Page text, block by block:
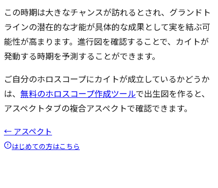
この時期は大きなチャンスが訪れるとされ、グランドト
ラインの潜在的な才能が具体的な成果として実を結ぶ可
能性が高まります。進行図を確認することで、カイトが
発動する時期を予測することができます。
ご自分のホロスコープにカイトが成立しているかどうか
は、 無料のホロスコープ作成ツールで出生図を作ると、
アスペクトタブの複合アスペクトで確認できます。
← アスペクト
はじめての方はこちら